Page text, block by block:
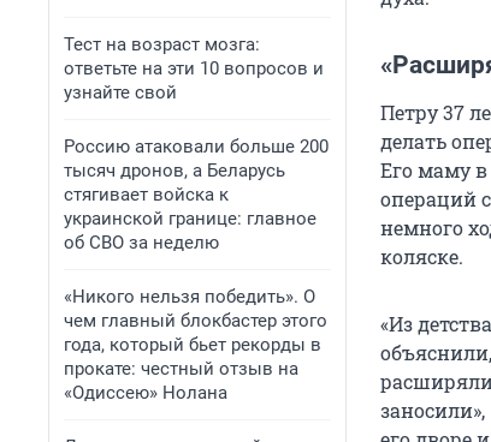
Тест на возраст мозга:
ответьте на эти 10 вопросов и
узнайте свой
Россию атаковали больше 200
тысяч дронов, а Беларусь
стягивает войска к
украинской границе: главное
об СВО за неделю
«Никого нельзя победить». О
чем главный блокбастер этого
года, который бьет рекорды в
прокате: честный отзыв на
«Одиссею» Нолана
Петру 37
делать
Его маму
операций
немного
коляске.
«Из